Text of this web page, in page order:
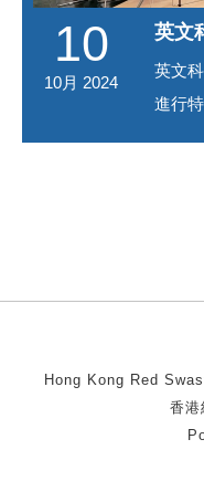
10
10月 2024
英文
進行
Hong Kong Red
香港